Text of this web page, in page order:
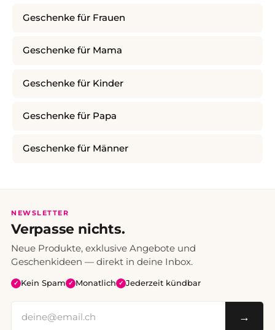
Geschenke für Frauen
Geschenke für Mama
Geschenke für Kinder
Geschenke für Papa
Geschenke für Männer
NEWSLETTER
Verpasse nichts.
Neue Produkte, exklusive Angebote und
Geschenkideen — direkt in deine Inbox.
✓ Kein Spam ✓ Monatlich ✓ Jederzeit kündbar
→